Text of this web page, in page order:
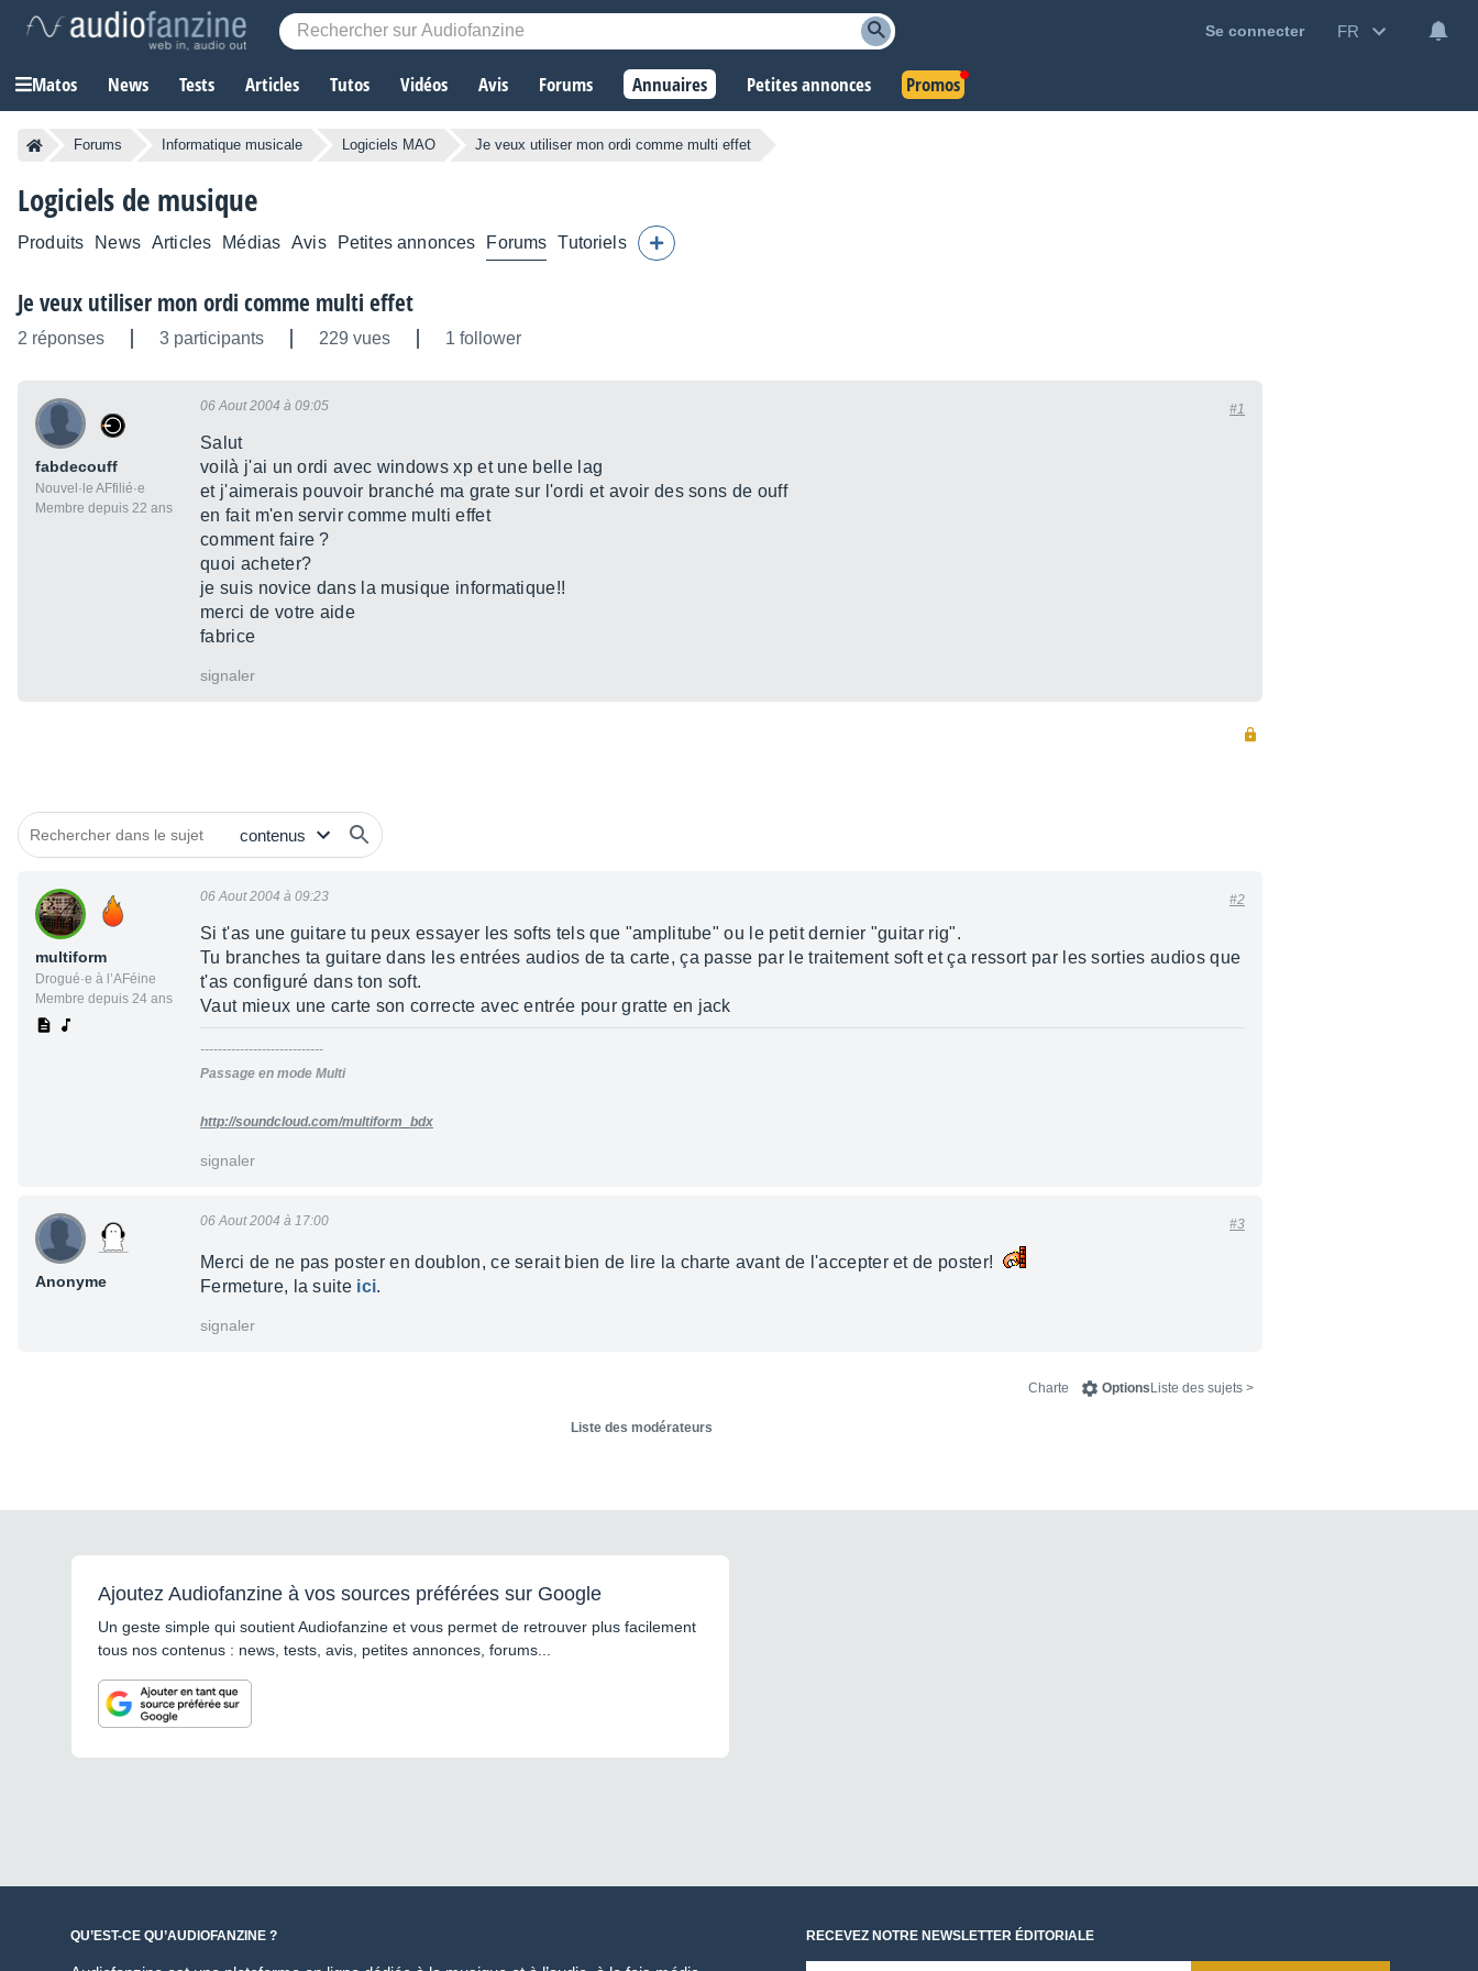
Se connecter FR
Matos News Tests Articles Tutos Vidéos Avis Forums Annuaires Petites annonces Promos
Forums Informatique musicale Logiciels MAO Je veux utiliser mon ordi comme multi effet
Logiciels de musique
Produits News Articles Médias Avis Petites annonces Forums Tutoriels
Je veux utiliser mon ordi comme multi effet
2 réponses 3 participants 229 vues 1 follower
fabdecouff
Nouvel·le AFfilié·e
Membre depuis 22 ans
06 Aout 2004 à 09:05 #1
Salut
voilà j'ai un ordi avec windows xp et une belle lag
et j'aimerais pouvoir branché ma grate sur l'ordi et avoir des sons de ouff
en fait m'en servir comme multi effet
comment faire ?
quoi acheter?
je suis novice dans la musique informatique!!
merci de votre aide
fabrice
signaler
multiform
Drogué·e à l’AFéine
Membre depuis 24 ans
06 Aout 2004 à 09:23 #2
Si t'as une guitare tu peux essayer les softs tels que "amplitube" ou le petit dernier "guitar rig".
Tu branches ta guitare dans les entrées audios de ta carte, ça passe par le traitement soft et ça ressort par les sorties audios que
t'as configuré dans ton soft.
Vaut mieux une carte son correcte avec entrée pour gratte en jack
----------------------------
Passage en mode Multi
http://soundcloud.com/multiform_bdx
signaler
Anonyme
06 Aout 2004 à 17:00 #3
Merci de ne pas poster en doublon, ce serait bien de lire la charte avant de l'accepter et de poster!
Fermeture, la suite ici.
signaler
< Liste des sujets
Options
Charte
Liste des modérateurs
Ajoutez Audiofanzine à vos sources préférées sur Google
Un geste simple qui soutient Audiofanzine et vous permet de retrouver plus facilement
tous nos contenus : news, tests, avis, petites annonces, forums...
QU’EST-CE QU’AUDIOFANZINE ? RECEVEZ NOTRE NEWSLETTER ÉDITORIALE